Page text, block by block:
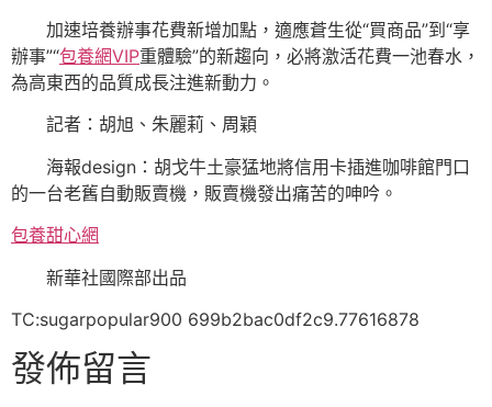
加速培養辦事花費新增加點，適應蒼生從“買商品”到“享
辦事”“包養網VIP重體驗”的新趨向，必將激活花費一池春水，
為高東西的品質成長注進新動力。
記者：胡旭、朱麗莉、周穎
海報design：胡戈牛土豪猛地將信用卡插進咖啡館門口
的一台老舊自動販賣機，販賣機發出痛苦的呻吟。
包養甜心網
新華社國際部出品
TC:sugarpopular900 699b2bac0df2c9.77616878
發佈留言